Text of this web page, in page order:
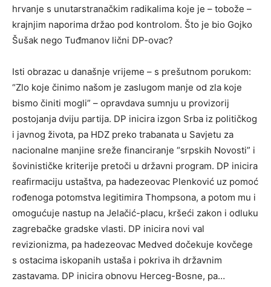
hrvanje s unutarstranačkim radikalima koje je – tobože –
krajnjim naporima držao pod kontrolom. Što je bio Gojko
Šušak nego Tuđmanov lični DP-ovac?
Isti obrazac u današnje vrijeme – s prešutnom porukom:
“Zlo koje činimo našom je zaslugom manje od zla koje
bismo činiti mogli” – opravdava sumnju u provizorij
postojanja dviju partija. DP inicira izgon Srba iz političkog
i javnog života, pa HDZ preko trabanata u Savjetu za
nacionalne manjine sreže financiranje “srpskih Novosti” i
šovinističke kriterije pretoči u državni program. DP inicira
reafirmaciju ustaštva, pa hadezeovac Plenković uz pomoć
rođenoga potomstva legitimira Thompsona, a potom mu i
omogućuje nastup na Jelačić-placu, kršeći zakon i odluku
zagrebačke gradske vlasti. DP inicira novi val
revizionizma, pa hadezeovac Medved dočekuje kovčege
s ostacima iskopanih ustaša i pokriva ih državnim
zastavama. DP inicira obnovu Herceg-Bosne, pa…